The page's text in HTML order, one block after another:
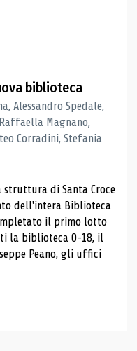
biblioteca
Alessandro Spedale,
Magnano,
Corradini, Stefania
di Santa Croce
dell'intera Biblioteca
il primo lotto
la biblioteca 0-18, il
Peano, gli uffici